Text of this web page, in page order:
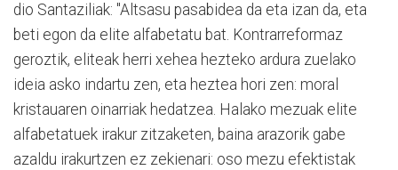
dio Santaziliak: "Altsasu pasabidea da eta izan da, eta
beti egon da elite alfabetatu bat. Kontrarreformaz
geroztik, eliteak herri xehea hezteko ardura zuelako
ideia asko indartu zen, eta heztea hori zen: moral
kristauaren oinarriak hedatzea. Halako mezuak elite
alfabetatuek irakur zitzaketen, baina arazorik gabe
azaldu irakurtzen ez zekienari: oso mezu efektistak